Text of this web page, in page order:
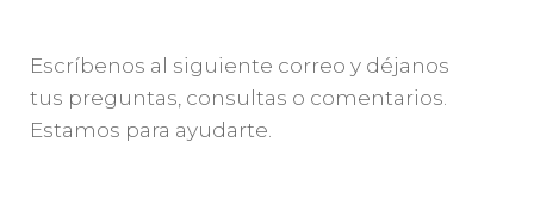
Escríbenos al siguiente correo y déjanos
tus preguntas, consultas o comentarios.
Estamos para ayudarte.